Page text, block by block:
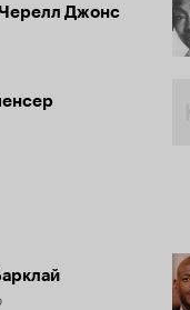
Джонс